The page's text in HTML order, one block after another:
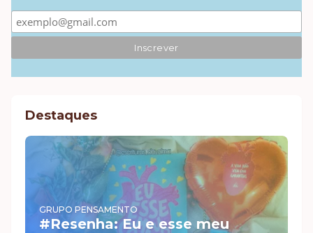
Destaques
GRUPO PENSAMENTO
#Resenha: Eu e esse meu